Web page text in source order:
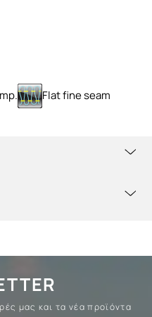
Flat fine seam
μας και τα νέα προϊόντα